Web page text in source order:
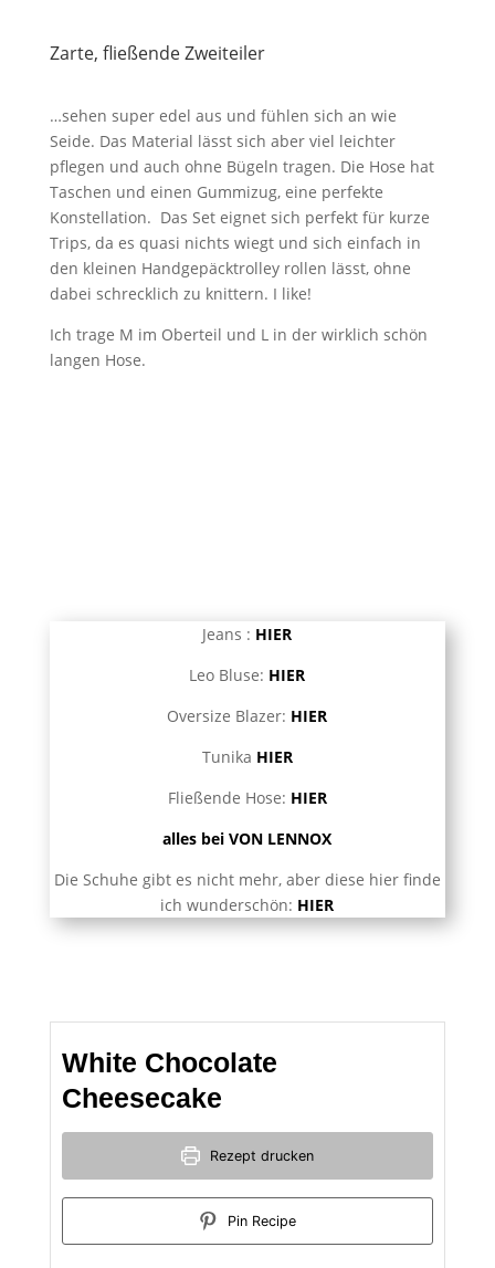
Zarte, fließende Zweiteiler
…sehen super edel aus und fühlen sich an wie
Seide. Das Material lässt sich aber viel leichter
pflegen und auch ohne Bügeln tragen. Die Hose hat
Taschen und einen Gummizug, eine perfekte
Konstellation. Das Set eignet sich perfekt für kurze
Trips, da es quasi nichts wiegt und sich einfach in
den kleinen Handgepäcktrolley rollen lässt, ohne
dabei schrecklich zu knittern. I like!
Ich trage M im Oberteil und L in der wirklich schön
langen Hose.
Jeans : HIER
Leo Bluse: HIER
Oversize Blazer: HIER
Tunika HIER
Fließende Hose: HIER
alles bei VON LENNOX
Die Schuhe gibt es nicht mehr, aber diese hier finde
ich wunderschön: HIER
White Chocolate
Cheesecake
Rezept drucken
Pin Recipe